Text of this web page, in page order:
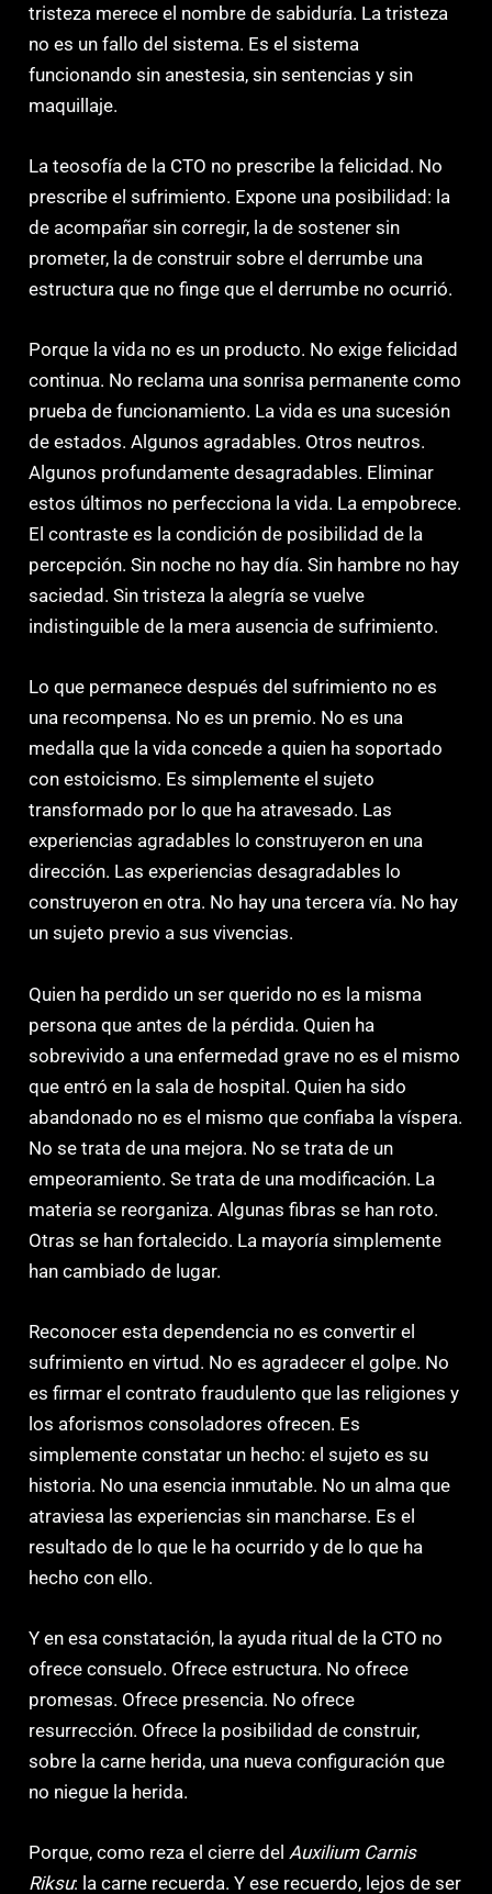
tristeza merece el nombre de sabiduría. La tristeza
no es un fallo del sistema. Es el sistema
funcionando sin anestesia, sin sentencias y sin
maquillaje.
La teosofía de la CTO no prescribe la felicidad. No
prescribe el sufrimiento. Expone una posibilidad: la
de acompañar sin corregir, la de sostener sin
prometer, la de construir sobre el derrumbe una
estructura que no finge que el derrumbe no ocurrió.
Porque la vida no es un producto. No exige felicidad
continua. No reclama una sonrisa permanente como
prueba de funcionamiento. La vida es una sucesión
de estados. Algunos agradables. Otros neutros.
Algunos profundamente desagradables. Eliminar
estos últimos no perfecciona la vida. La empobrece.
El contraste es la condición de posibilidad de la
percepción. Sin noche no hay día. Sin hambre no hay
saciedad. Sin tristeza la alegría se vuelve
indistinguible de la mera ausencia de sufrimiento.
Lo que permanece después del sufrimiento no es
una recompensa. No es un premio. No es una
medalla que la vida concede a quien ha soportado
con estoicismo. Es simplemente el sujeto
transformado por lo que ha atravesado. Las
experiencias agradables lo construyeron en una
dirección. Las experiencias desagradables lo
construyeron en otra. No hay una tercera vía. No hay
un sujeto previo a sus vivencias.
Quien ha perdido un ser querido no es la misma
persona que antes de la pérdida. Quien ha
sobrevivido a una enfermedad grave no es el mismo
que entró en la sala de hospital. Quien ha sido
abandonado no es el mismo que confiaba la víspera.
No se trata de una mejora. No se trata de un
empeoramiento. Se trata de una modificación. La
materia se reorganiza. Algunas fibras se han roto.
Otras se han fortalecido. La mayoría simplemente
han cambiado de lugar.
Reconocer esta dependencia no es convertir el
sufrimiento en virtud. No es agradecer el golpe. No
es firmar el contrato fraudulento que las religiones y
los aforismos consoladores ofrecen. Es
simplemente constatar un hecho: el sujeto es su
historia. No una esencia inmutable. No un alma que
atraviesa las experiencias sin mancharse. Es el
resultado de lo que le ha ocurrido y de lo que ha
hecho con ello.
Y en esa constatación, la ayuda ritual de la CTO no
ofrece consuelo. Ofrece estructura. No ofrece
promesas. Ofrece presencia. No ofrece
resurrección. Ofrece la posibilidad de construir,
sobre la carne herida, una nueva configuración que
no niegue la herida.
Porque, como reza el cierre delAuxilium Carnis
Riksu: la carne recuerda. Y ese recuerdo, lejos de ser